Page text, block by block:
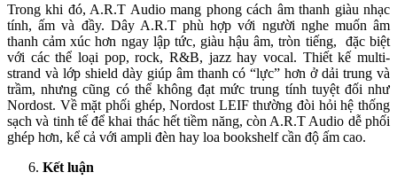
Trong khi đó, A.R.T Audio mang phong cách âm thanh giàu nhạc
tính, ấm và đầy. Dây A.R.T phù hợp với người nghe muốn âm
thanh cảm xúc hơn ngay lập tức, giàu hậu âm, tròn tiếng, đặc biệt
với các thể loại pop, rock, R&B, jazz hay vocal. Thiết kế multi-
strand và lớp shield dày giúp âm thanh có “lực” hơn ở dải trung và
trầm, nhưng cũng có thể không đạt mức trung tính tuyệt đối như
Nordost. Về mặt phối ghép, Nordost LEIF thường đòi hỏi hệ thống
sạch và tinh tế để khai thác hết tiềm năng, còn A.R.T Audio dễ phối
ghép hơn, kể cả với ampli đèn hay loa bookshelf cần độ ấm cao.
Kết luận